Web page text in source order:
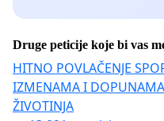
Druge peticije koje bi vas
HITNO POVLAČENJE
IZMENAMA I
ŽIVOTINJA